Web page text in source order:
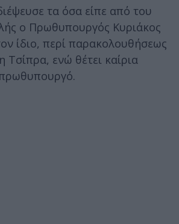
τα όσα είπε από του
ο Πρωθυπουργός Κυριάκος
ίδιο, περί παρακολουθήσεως
Τσίπρα, ενώ θέτει καίρια